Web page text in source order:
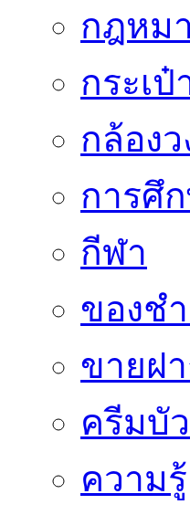
กฎหม
กระเป๋
กล้อง
การศึ
กีฬา
ของช
ขายฝ
ครีมบั
ความรู้